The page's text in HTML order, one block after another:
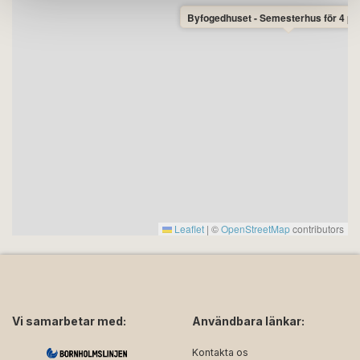
Information om Kronofogdens hus:
* Bostadsyta: 91 m2
* Avstånd till restaurang: 100 meter
* Avstånd till sandstrand: 1 000 meter
Byfogedhuset - Semesterhus för 4
Leaflet | ©OpenStreetMapcontributors
Vi samarbetar med: Användbara länkar:
Kontakta os